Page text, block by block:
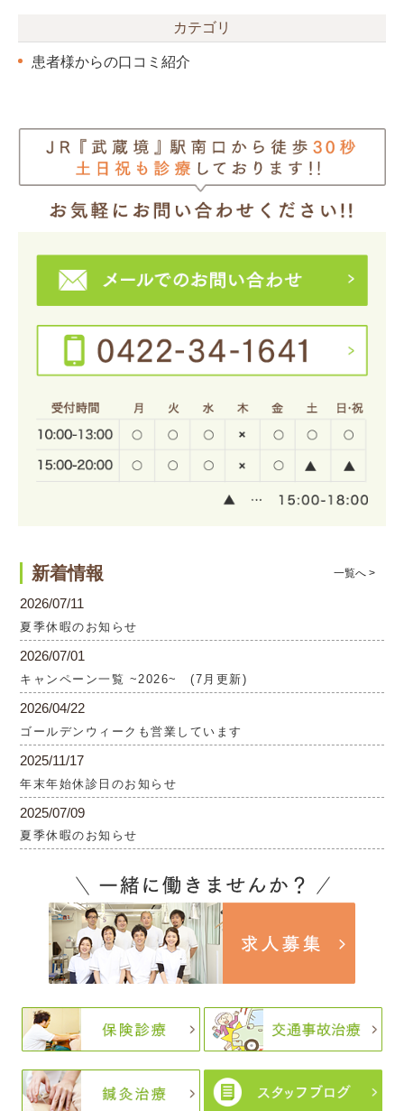
カテゴリ
患者様からの口コミ紹介
新着情報 一覧へ >
2026/07/11
夏季休暇のお知らせ
2026/07/01
キャンペーン一覧 ~2026~ (7月更新)
2026/04/22
ゴールデンウィークも営業しています
2025/11/17
年末年始休診日のお知らせ
2025/07/09
夏季休暇のお知らせ